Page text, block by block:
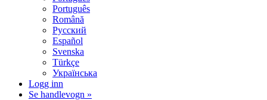
Português
Română
Русский
Español
Svenska
Türkçe
Українська
Logg inn
Se handlevogn »